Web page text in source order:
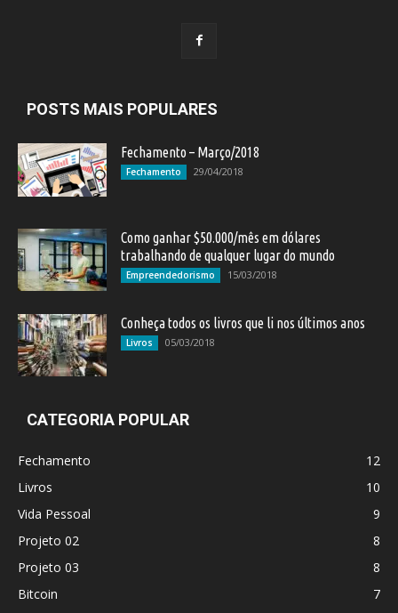
POSTS MAIS POPULARES
Fechamento – Março/2018
Fechamento 29/04/2018
Como ganhar $50.000/mês em dólares
trabalhando de qualquer lugar do mundo
Empreendedorismo 15/03/2018
Conheça todos os livros que li nos últimos anos
Livros 05/03/2018
CATEGORIA POPULAR
Fechamento
12
Livros
10
Vida Pessoal
9
Projeto 02
8
Projeto 03
8
Bitcoin
7